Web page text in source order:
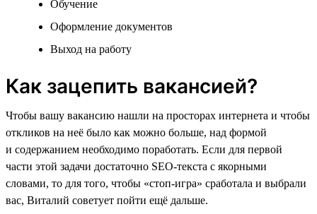
Обучение
Оформление документов
Выход на работу
Как зацепить вакансией?
Чтобы вашу вакансию нашли на просторах интернета и чтобы
откликов на неё было как можно больше, над формой
и содержанием необходимо поработать. Если для первой
части этой задачи достаточно SEO-текста с якорными
словами, то для того, чтобы «стоп-игра» сработала и выбрали
вас, Виталий советует пойти ещё дальше.